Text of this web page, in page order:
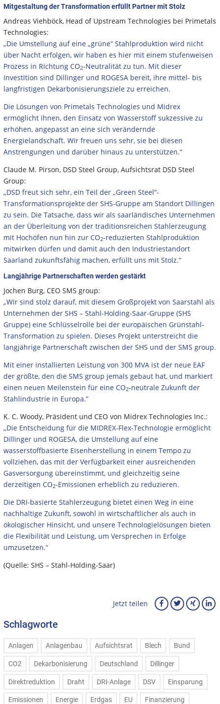
Mitgestaltung der Transformation erfüllt Partner mit Stolz
Andreas Viehböck, Head of Upstream Technologies bei Primetals
Technologies:
„Die Umstellung auf eine „grüne“ Stahlproduktion wird nicht
über Nacht erfolgen, wir haben es hier mit einem stufenweisen
Prozess in Richtung CO2-Neutralität zu tun. Mit dieser
Investition sind Dillinger und ROGESA bereit, ihre mittel- bis
langfristigen Dekarbonisierungsziele zu erreichen.
Die Lösungen von Primetals Technologies und Midrex
ermöglicht ihnen, den Einsatz von Wasserstoff sukzessive zu
erhöhen, angepasst an eine sich verändernde
Energielandschaft. Wir freuen uns sehr, sie bei diesen
Anstrengungen und darüber hinaus zu unterstützen.“
Claude M. Pirson, DSD Steel Group, Aufsichtsrat DSD Steel
Group:
„DSD freut sich sehr, ein Teil der „Green Steel“-
Transformationsprojekte der SHS-Gruppe am Standort Dillingen
zu sein. Die Tatsache, dass wir als saarländisches Unternehmen
an der Überleitung von der traditionsreichen Stahlerzeugung
mit Hochöfen nun hin zur CO2-reduzierten Stahlproduktion
mitwirken dürfen und damit auch den Industriestandort
Saarland zukunftsfähig machen, erfüllt uns mit Stolz.“
Langjährige Partnerschaften werden gestärkt
Jochen Burg, CEO SMS group:
„Wir sind stolz darauf, mit diesem Großprojekt von Saarstahl als
Unternehmen der SHS – Stahl-Holding-Saar-Gruppe (SHS
Gruppe) eine Schlüsselrolle bei der europäischen Grünstahl-
Transformation zu spielen. Dieses Projekt unterstreicht die
langjährige Partnerschaft zwischen der SHS und der SMS group.
Mit einer installierten Leistung von 300 MVA ist der neue EAF
der größte, den die SMS group jemals gebaut hat, und markiert
einen neuen Meilenstein für eine CO2-neutrale Zukunft der
Stahlindustrie in Europa.”
K. C. Woody, Präsident und CEO von Midrex Technologies Inc.:
„Die Entscheidung für die MIDREX-Flex-Technologie ermöglicht
Dillinger und ROGESA, die Umstellung auf eine
wasserstoffbasierte Eisenherstellung in einem Tempo zu
vollziehen, das mit der Verfügbarkeit einer ausreichenden
Gasversorgung übereinstimmt, und gleichzeitig seine
derzeitigen CO2-Emissionen erheblich zu reduzieren.
Die DRI-basierte Stahlerzeugung bietet einen Weg in eine
nachhaltige Zukunft, sowohl in wirtschaftlicher als auch in
ökologischer Hinsicht, und unsere Technologielösungen bieten
die Flexibilität und Leistung, um Versprechen in Erfolge
umzusetzen.“
(Quelle: SHS – Stahl-Holding-Saar)
Jetzt teilen
Schlagworte
Anlagen Anlagenbau Aufsichtsrat Blech Bund
CO2 Dekarbonisierung Deutschland Dillinger
Direktreduktion Draht DRI-Anlage DSV Einsparung
Emissionen Energie Erdgas EU Finanzierung